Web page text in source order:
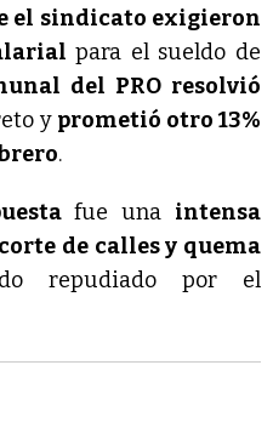
el sindicato exigieron
para el sueldo de
del PRO resolvió
y prometió otro 13%
.
fue una intensa
corte de calles y quema
repudiado por el